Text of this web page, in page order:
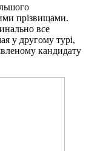
прізвищами.
все
у другому турі,
кандидату